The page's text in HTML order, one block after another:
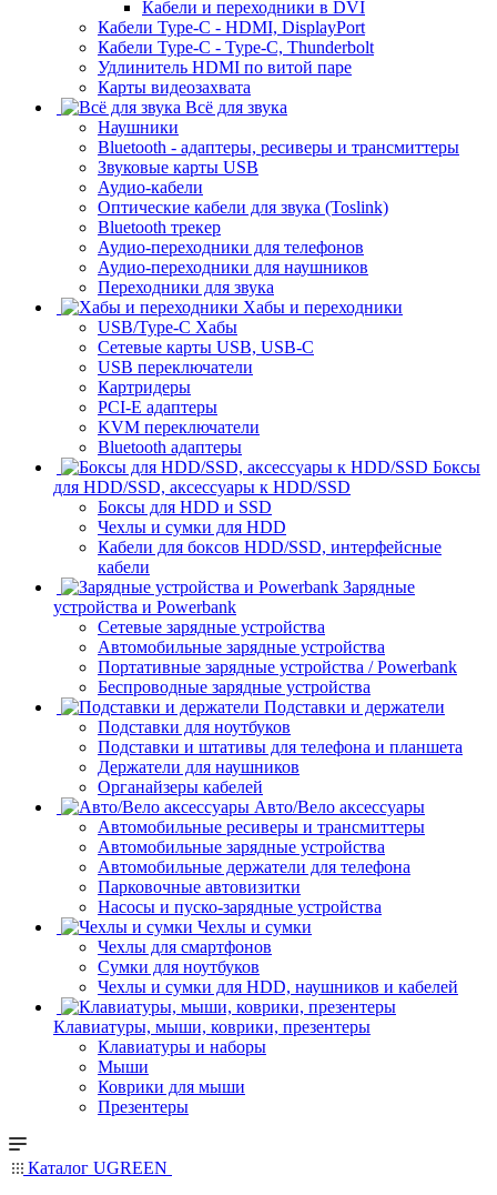
Кабели и переходники в DVI
Кабели Type-C - HDMI, DisplayPort
Кабели Type-C - Type-C, Thunderbolt
Удлинитель HDMI по витой паре
Карты видеозахвата
Всё для звука
Наушники
Bluetooth - адаптеры, ресиверы и трансмиттеры
Звуковые карты USB
Аудио-кабели
Оптические кабели для звука (Toslink)
Bluetooth трекер
Аудио-переходники для телефонов
Аудио-переходники для наушников
Переходники для звука
Хабы и переходники
USB/Type-C Хабы
Сетевые карты USB, USB-C
USB переключатели
Картридеры
PCI-E адаптеры
KVM переключатели
Bluetooth адаптеры
Боксы
для HDD/SSD, аксессуары к HDD/SSD
Боксы для HDD и SSD
Чехлы и сумки для HDD
Кабели для боксов HDD/SSD, интерфейсные
кабели
Зарядные
устройства и Powerbank
Сетевые зарядные устройства
Автомобильные зарядные устройства
Портативные зарядные устройства / Powerbank
Беспроводные зарядные устройства
Подставки и держатели
Подставки для ноутбуков
Подставки и штативы для телефона и планшета
Держатели для наушников
Органайзеры кабелей
Авто/Вело аксессуары
Автомобильные ресиверы и трансмиттеры
Автомобильные зарядные устройства
Автомобильные держатели для телефона
Парковочные автовизитки
Насосы и пуско-зарядные устройства
Чехлы и сумки
Чехлы для смартфонов
Сумки для ноутбуков
Чехлы и сумки для HDD, наушников и кабелей
Клавиатуры, мыши, коврики, презентеры
Клавиатуры и наборы
Мыши
Коврики для мыши
Презентеры
Каталог UGREEN